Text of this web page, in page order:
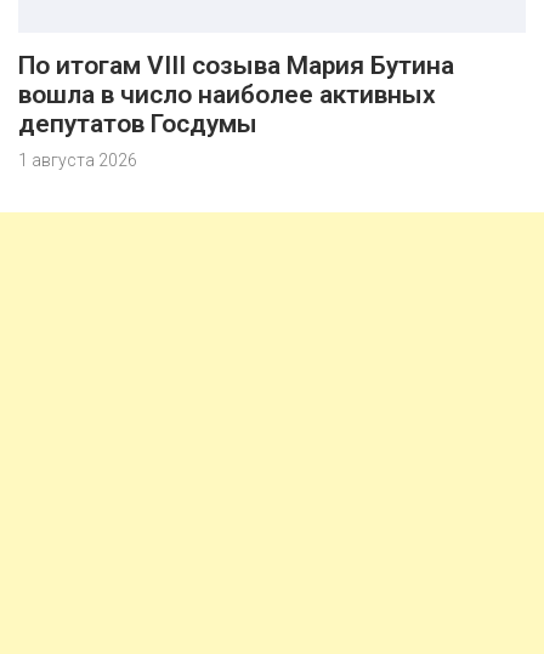
По итогам VIII созыва Мария Бутина
вошла в число наиболее активных
депутатов Госдумы
1 августа 2026